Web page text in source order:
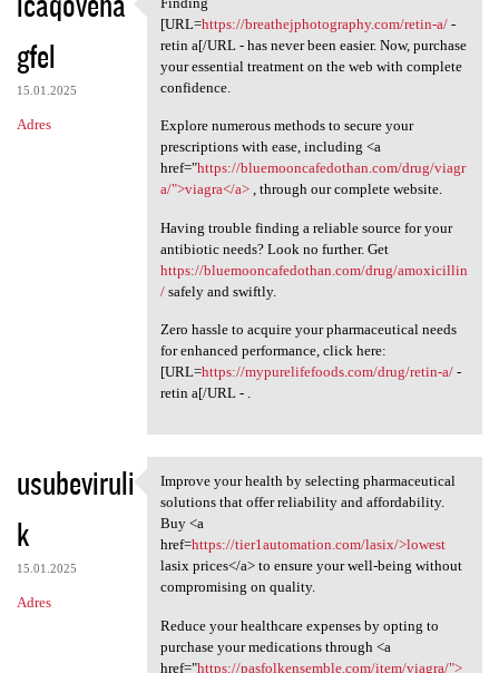
gfel
15.01.2025
Adres
Finding [URL=https:/
[URL=https://breathejphotography.com/retin-a/-
retin a[/URL - has never been easier. Now, purchase
your essential treatment on the web with complete
confidence.
Explore numerous methods to secure your
prescriptions with ease, including <a
href="https://bluemooncafedothan.com/drug/viagr
a/">viagra</a>, through our complete website.
Having trouble finding a reliable source for your
antibiotic needs? Look no further. Get
https://bluemooncafedothan.com/drug/amoxicillin
/safely and swiftly.
Zero hassle to acquire your pharmaceutical needs
for enhanced performance, click here:
[URL=https://mypurelifefoods.com/drug/retin-a/-
retin a[/URL - .
usubeviruli
k
15.01.2025
Adres
Improve your health by
Improve your health by selecting pharmaceutical
solutions that offer reliability and affordability.
Buy <a
href=https://tier1automation.com/lasix/>lowest
lasix prices</a> to ensure your well-being without
compromising on quality.
Reduce your healthcare expenses by opting to
purchase your medications through <a
href="https://pasfolkensemble.com/item/viagra/">